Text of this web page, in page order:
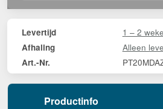
Levertijd 1 – 2
Afhaling Alleen
Art.-Nr.
Productinfo